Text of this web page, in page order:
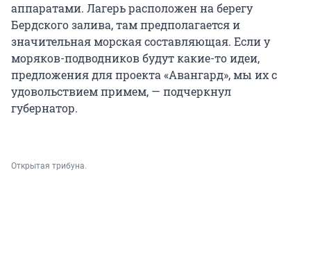
аппаратами. Лагерь расположен на берегу
Бердского залива, там предполагается и
значительная морская составляющая. Если у
моряков-подводников будут какие-то идеи,
предложения для проекта «Авангард», мы их с
удовольствием примем, — подчеркнул
губернатор.
Открытая трибуна.